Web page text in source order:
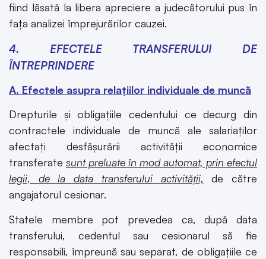
fiind lăsată la libera apreciere a judecătorului pus în
fața analizei împrejurărilor cauzei.
4. EFECTELE TRANSFERULUI DE
ÎNTREPRINDERE
A. Efectele asupra relațiilor individuale de muncă
Drepturile și obligațiile cedentului ce decurg din
contractele individuale de muncă ale salariaților
afectați desfășurării activității economice
transferate sunt preluate în mod automat, prin efectul
legii, de la data transferului activității, de către
angajatorul cesionar.
Statele membre pot prevedea ca, după data
transferului, cedentul sau cesionarul să fie
responsabili, împreună sau separat, de obligațiile ce